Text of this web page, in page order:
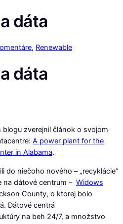
dáta
, Renewable
dáta
zverejnil článok o svojom
A power plant for the
in Alabama.
do niečoho nového – „recyklácie“
na dátové centrum – Widows
County, o ktorej bolo
Dátové centrá
na beh 24/7, a množstvo